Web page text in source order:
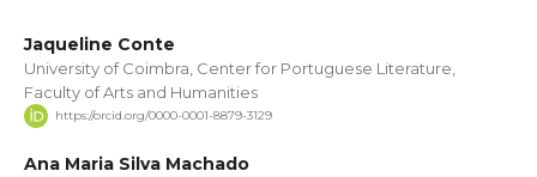
Jaqueline Conte
University of Coimbra, Center for Portuguese Literature,
Faculty of Arts and Humanities
https://orcid.org/0000-0001-8879-3129
Ana Maria Silva Machado